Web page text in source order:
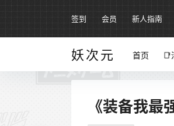
签到 会员 新人指南
妖次元 首页 📑
《装备我